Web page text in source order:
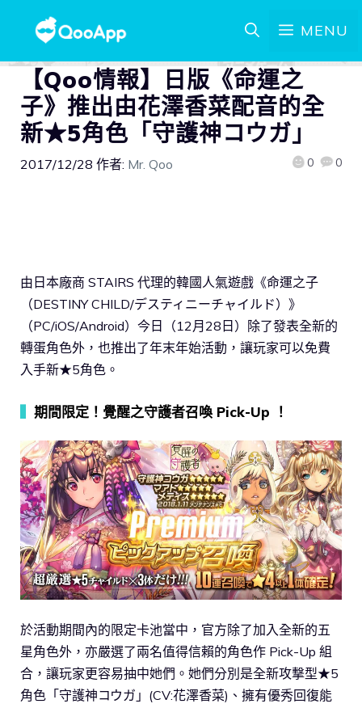
MENU
【Qoo情報】日版《命運之
子》推出由花澤香菜配音的全
新★5角色「守護神コウガ」
2017/12/28 作者: Mr. Qoo 0 0
由日本廠商 STAIRS 代理的韓國人氣遊戲《命運之子
（DESTINY CHILD/デスティニーチャイルド）》
（PC/iOS/Android）今日（12月28日）除了發表全新的
轉蛋角色外，也推出了年末年始活動，讓玩家可以免費
入手新★5角色。
期間限定！覺醒之守護者召喚 Pick-Up ！
於活動期間內的限定卡池當中，官方除了加入全新的五
星角色外，亦嚴選了兩名值得信賴的角色作 Pick-Up 組
合，讓玩家更容易抽中她們。她們分別是全新攻撃型★5
角色「守護神コウガ」(CV:花澤香菜)、擁有優秀回復能